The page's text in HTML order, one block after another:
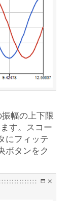
幅の上下限
す。スコー
にフィッテ
ボタンをク